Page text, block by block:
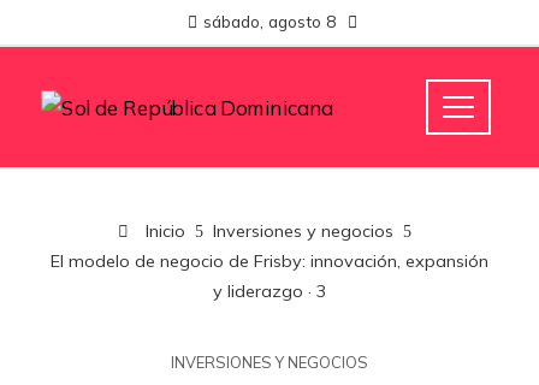
sábado, agosto 8
Inicio
Inversiones y negocios
El modelo de negocio de Frisby: innovación, expansión
y liderazgo · 3
INVERSIONES Y NEGOCIOS